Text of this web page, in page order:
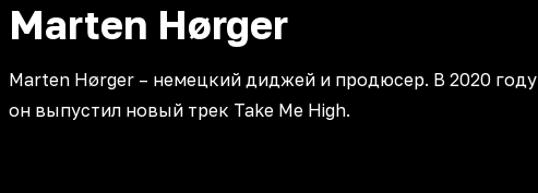
Marten Hørger
Marten Hørger – немецкий диджей и продюсер. В 2020 году
он выпустил новый трек Take Me High.